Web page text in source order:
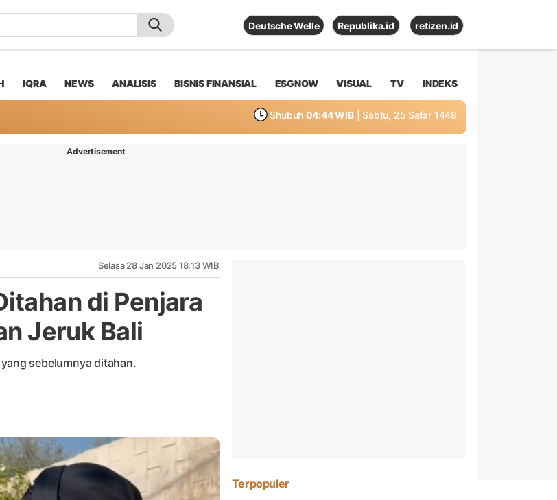
Deutsche Welle Republika.id retizen.id
IQRA NEWS ANALISIS BISNIS FINANSIAL ESGNOW VISUAL TV INDEKS
Shubuh 04:44 WIB | Sabtu, 25 Safar 1448
Advertisement
Selasa 28 Jan 2025 18:13 WIB
di Penjara
Jeruk Bali
sebelumnya ditahan.
Terpopuler